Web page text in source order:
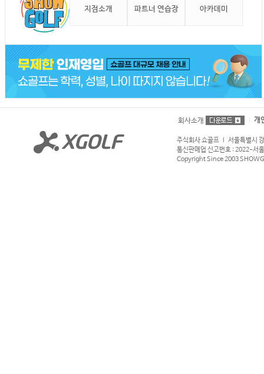
지점소개 파트너 연습장 아카데미
회사소개 개
주식회사 쇼골프 l 서울특별시
통신판매업 신고번호 : 2022-
Copyright Since 2003